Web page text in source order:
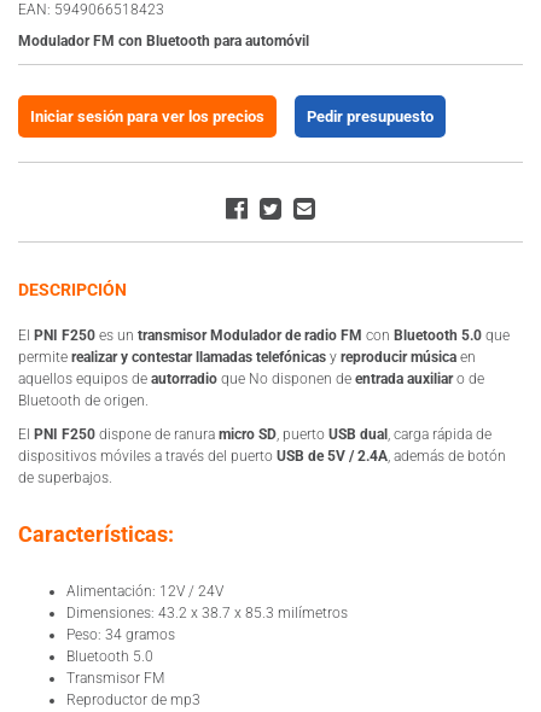
EAN: 5949066518423
Modulador FM con Bluetooth para automóvil
Iniciar sesión para ver los precios Pedir presupuesto
DESCRIPCIÓN
El PNI F250 es un transmisor Modulador de radio FM con Bluetooth 5.0 que
permite realizar y contestar llamadas telefónicas y reproducir música en
aquellos equipos de autorradio que No disponen de entrada auxiliaro de
Bluetooth de origen.
El PNI F250 dispone de ranura micro SD, puerto USB dual , carga rápida de
dispositivos móviles a través del puerto USB de 5V / 2.4A, además de botón
de superbajos.
Características:
Alimentación: 12V / 24V
Dimensiones: 43.2 x 38.7 x 85.3 milímetros
Peso: 34 gramos
Bluetooth 5.0
Transmisor FM
Reproductor de mp3